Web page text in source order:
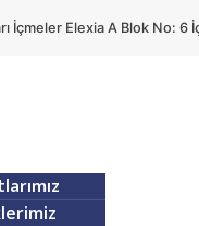
İçmeler Elexia A Blok No: 6